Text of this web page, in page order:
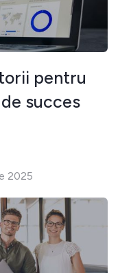
pentru
succes
2025